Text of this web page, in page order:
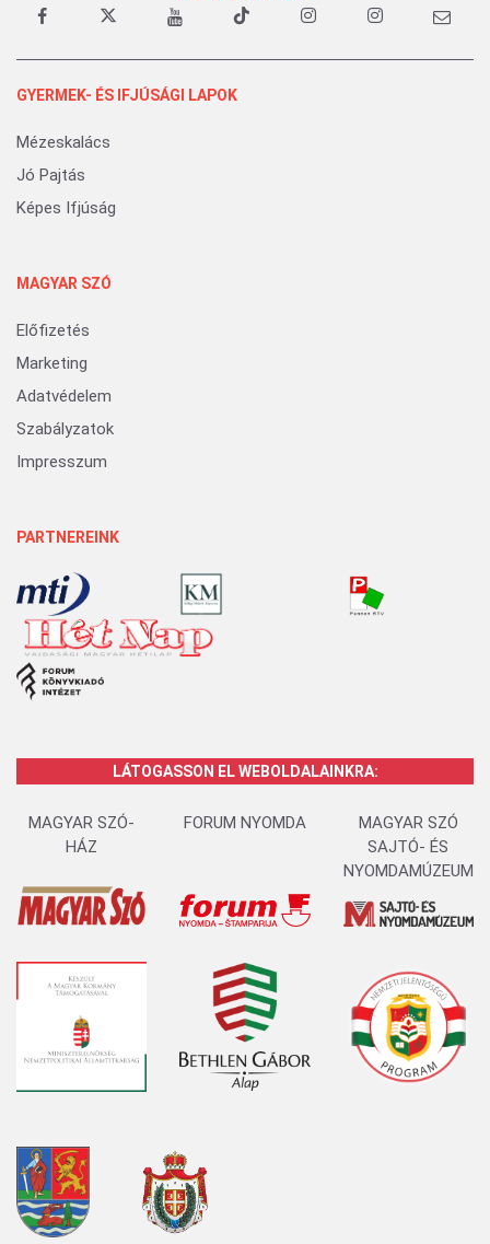
GYERMEK- ÉS IFJÚSÁGI LAPOK
Mézeskalács
Jó Pajtás
Képes Ifjúság
MAGYAR SZÓ
Előfizetés
Marketing
Adatvédelem
Szabályzatok
Impresszum
PARTNEREINK
LÁTOGASSON EL WEBOLDALAINKRA:
MAGYAR SZÓ-
HÁZ
FORUM NYOMDA
MAGYAR SZÓ
SAJTÓ- ÉS
NYOMDAMÚZEUM